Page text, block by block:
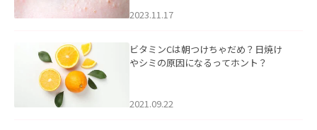
2023.11.17
ビタミンCは朝つけちゃだめ？日焼け
やシミの原因になるってホント？
2021.09.22